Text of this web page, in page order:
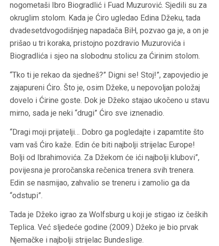
nogometaši Ibro Biogradlić i Fuad Muzurović. Sjedili su za
okruglim stolom. Kada je Ćiro ugledao Edina Džeku, tada
dvadesetdvogodišnjeg napadača BiH, pozvao ga je, a on je
prišao u tri koraka, pristojno pozdravio Muzurovića i
Biogradlića i sjeo na slobodnu stolicu za Ćirinim stolom.
“Tko ti je rekao da sjedneš?” Digni se! Stoj!”, zapovjedio je
zajapureni Ćiro. Što je, osim Džeke, u nepovoljan položaj
dovelo i Ćirine goste. Dok je Džeko stajao ukočeno u stavu
mirno, sada je neki “drugi” Ćiro sve iznenadio.
“Dragi moji prijatelji… Dobro ga pogledajte i zapamtite što
vam vaš Ćiro kaže. Edin će biti najbolji strijelac Europe!
Bolji od Ibrahimovića. Za Džekom će ići najbolji klubovi”,
povijesna je proročanska rečenica trenera svih trenera.
Edin se nasmijao, zahvalio se treneru i zamolio ga da
“odstupi”.
Tada je Džeko igrao za Wolfsburg u koji je stigao iz čeških
Teplica. Već sljedeće godine (2009.) Džeko je bio prvak
Njemačke i najbolji strijelac Bundeslige.